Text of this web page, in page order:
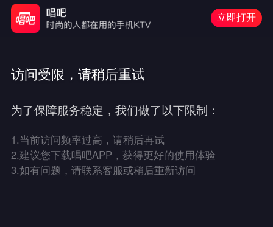
立即打开
访问受限，请稍后重试
为了保障服务稳定，我们做了以下限制：
1.当前访问频率过高，请稍后再试
2.建议您下载唱吧APP，获得更好的使用体验
3.如有问题，请联系客服或稍后重新访问